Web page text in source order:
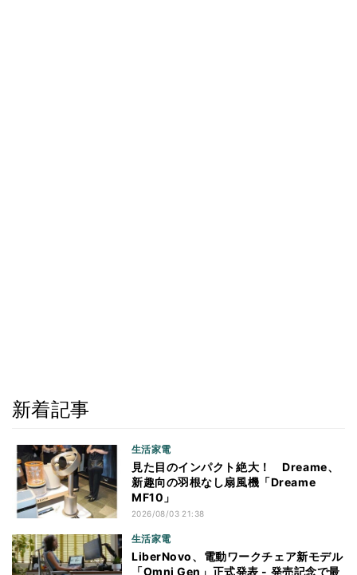
新着記事
生活家電
見た目のインパクト絶大！ Dreame、
新趣向の羽根なし扇風機「Dreame
MF10」
2026/08/03 21:38
生活家電
LiberNovo、電動ワークチェア新モデル
「Omni Gen」正式発表 - 発売記念で最